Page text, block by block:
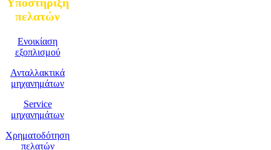
πελατών
Ενοικίαση
εξοπλισμού
Ανταλλακτικά
μηχανημάτων
Service
μηχανημάτων
Χρηματοδότηση
πελατών